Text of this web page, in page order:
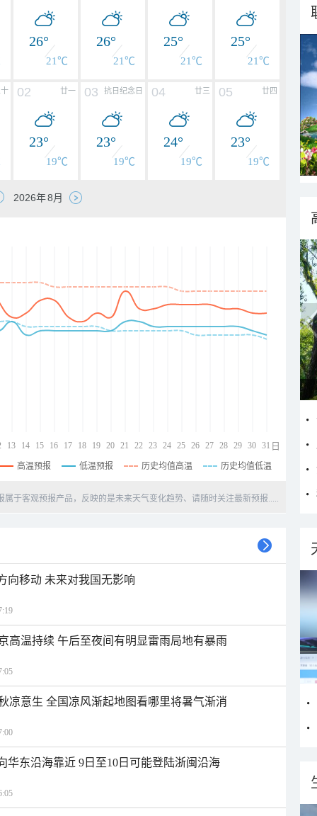
26°
21℃
26°
21℃
25°
21℃
25°
21℃
廿一
02
23°
19℃
抗日纪念日
03
23°
19℃
廿三
04
24°
19℃
廿四
05
23°
19℃
13 14 15 16 17 18 19 20 21 22 23 24 25 26 27 28 29 30 31 日
高温预报 低温预报 历史均值高温 历史均值低温
属于客观预报产品，反映的是未来天气变化趋势、请随时关注最新预报.....
向移动 未来对我国无影响
高温持续 午后至夜间有明显雷雨局地有暴雨
凉意生 全国凉风渐起地图看哪里将暑气渐消
华东沿海靠近 9日至10日可能登陆浙闽沿海